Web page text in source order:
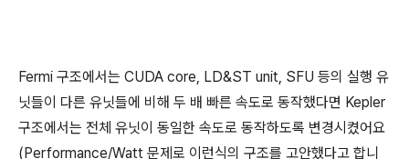
Fermi 구조에서는 CUDA core, LD&ST unit, SFU 등의 실행 유
닛들이 다른 유닛들에 비해 두 배 빠른 속도로 동작했다면 Kepler
구조에서는 전체 유닛이 동일한 속도로 동작하도록 변경시켰어요
(Performance/Watt 문제로 이런식의 구조를 고안했다고 합니